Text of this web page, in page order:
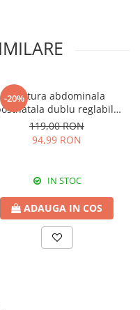
toate produsele sa fie
-20%
Centura abdominala
dublu reglabila
black
119,00 RON
94,99 RON
IN STOC
ADAUGA IN COS